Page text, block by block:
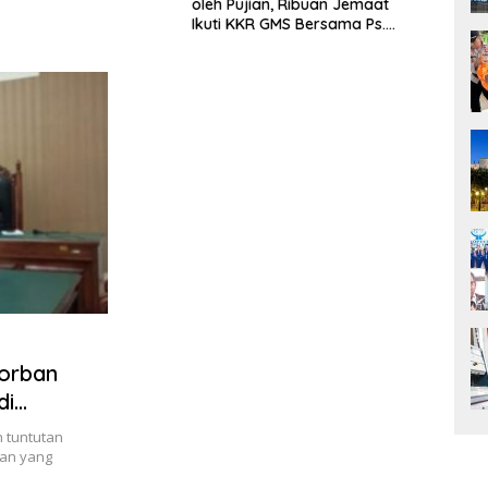
Ikuti KKR GMS Bersama Ps.
Diserbu Ribuan Warga
tuntutan
yang